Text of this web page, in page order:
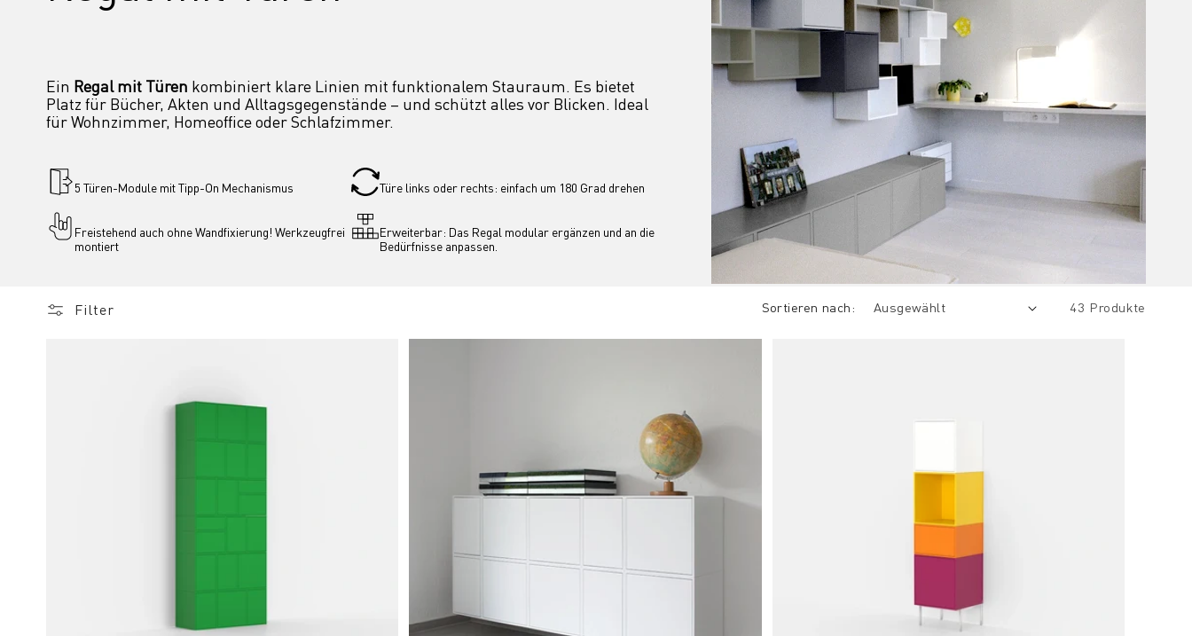
Ein Regal mit Türen kombiniert klare Linien mit funktionalem Stauraum. Es bietet
Platz für Bücher, Akten und Alltagsgegenstände – und schützt alles vor Blicken. Ideal
für Wohnzimmer, Homeoffice oder Schlafzimmer.
5 Türen-Module mit Tipp-On Mechanismus
Freistehend auch ohne Wandfixierung! Werkzeugfrei
montiert
Türe links oder rechts: einfach um 180 Grad drehen
Erweiterbar: Das Regal modular ergänzen und an die
Bedürfnisse anpassen.
Filter Sortieren nach: 43 Produkte